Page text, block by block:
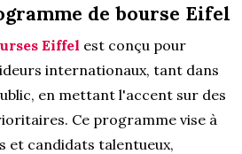
de bourse Eifel
Eiffel est conçu pour
internationaux, tant dans
en mettant l'accent sur des
Ce programme vise à
et candidats talentueux,